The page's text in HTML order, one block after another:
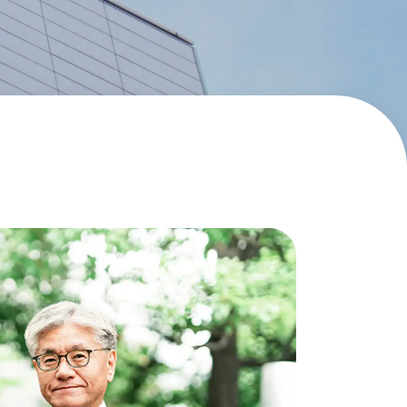
エナージェル コハレ
スマッシュ 限定 ダイヤ
モンドメタリックカラ
ーズ